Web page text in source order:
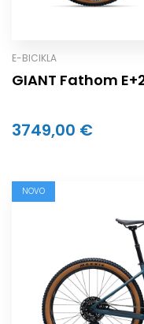
E-BICIKLA
3749,00 €
NOVO